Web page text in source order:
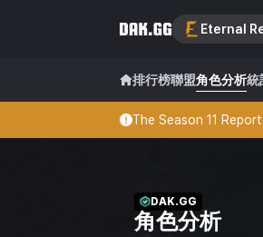
Eternal
排行榜聯盟角色分析統
The Season 11
DAK.GG
角色分析